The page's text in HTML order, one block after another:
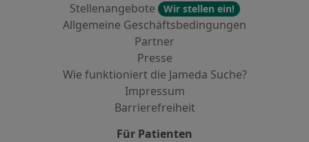
Stellenangebote
Wir stellen ein!
Allgemeine Geschäftsbedingungen
Partner
Presse
Wie funktioniert die Jameda Suche?
Impressum
Barrierefreiheit
Für Patienten